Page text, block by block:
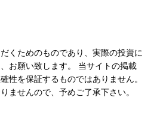
くためのものであり、実際の投資に
お願い致します。 当サイトの掲載
性を保証するものではありません。
ませんので、予めご了承下さい。